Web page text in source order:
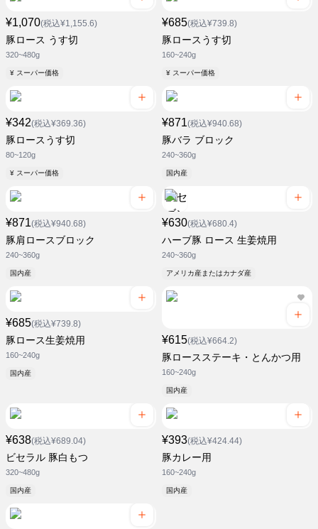
¥1,070(税込¥1,155.6)
豚ロース うす切
320~480g
¥ スーパー価格
¥685(税込¥739.8)
豚ロースうす切
160~240g
¥ スーパー価格
¥342(税込¥369.36)
豚ロースうす切
80~120g
¥ スーパー価格
¥871(税込¥940.68)
豚バラ ブロック
240~360g
国内産
¥871(税込¥940.68)
豚肩ロースブロック
240~360g
国内産
¥630(税込¥680.4)
ハーブ豚 ロース 生姜焼用
240~360g
アメリカ産またはカナダ産
¥685(税込¥739.8)
豚ロース生姜焼用
160~240g
国内産
¥615(税込¥664.2)
豚ロースステーキ・とんかつ用
160~240g
国内産
¥638(税込¥689.04)
ビセラル 豚白もつ
320~480g
国内産
¥393(税込¥424.44)
豚カレー用
160~240g
国内産